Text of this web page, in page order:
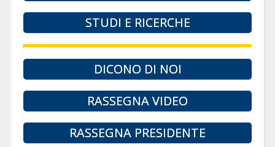
STUDI E RICERCHE
DICONO DI NOI
RASSEGNA VIDEO
RASSEGNA PRESIDENTE